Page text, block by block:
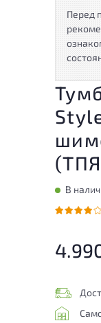
Перед
(
В